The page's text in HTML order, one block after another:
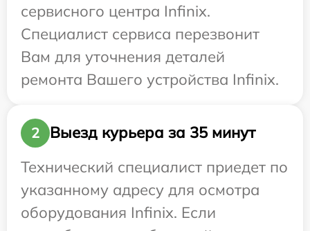
сервисного центра Infinix.
Специалист сервиса перезвонит
Вам для уточнения деталей
ремонта Вашего устройства Infinix.
2
Выезд курьера за 35 минут
Технический специалист приедет по
указанному адресу для осмотра
оборудования Infinix. Если